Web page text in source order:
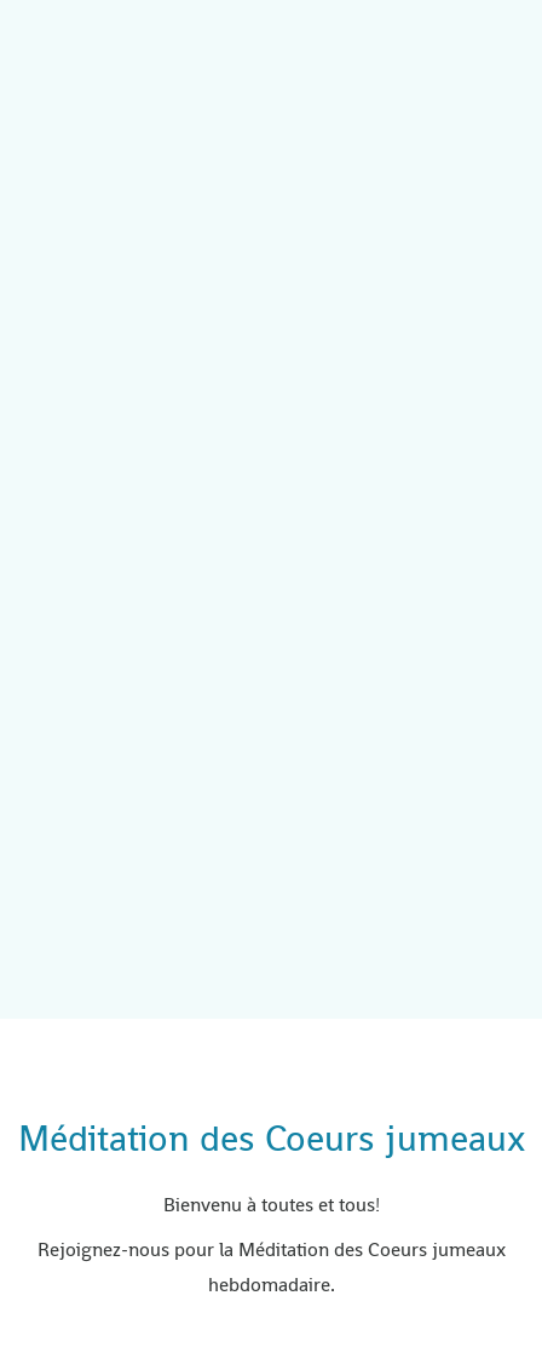
Méditation des Coeurs jumeaux
Bienvenu à toutes et tous!
Rejoignez-nous pour la Méditation des Coeurs jumeaux
hebdomadaire.